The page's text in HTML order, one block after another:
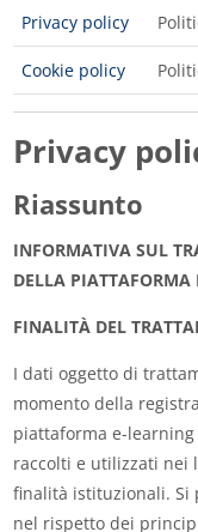
Privacy policy
Cookie policy
Privacy
Riassunto
INFORMATIVA SUL
DELLA PIATTAFORMA
FINALITÀ DEL
I dati oggetto di
momento della
piattaforma e-learning
raccolti e utilizzati
finalità istituzionali. Si
nel rispetto dei